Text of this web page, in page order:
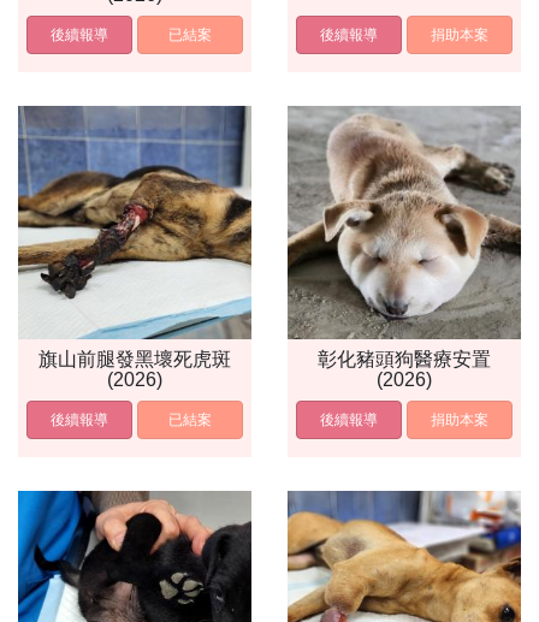
後續報導 已結案 後續報導 捐助本案
旗山前腿發黑壞死虎斑
(2026)
後續報導 已結案
彰化豬頭狗醫療安置
(2026)
後續報導 捐助本案